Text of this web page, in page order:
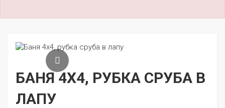
БАНЯ 4Х4, РУБКА СРУБА В
ЛАПУ